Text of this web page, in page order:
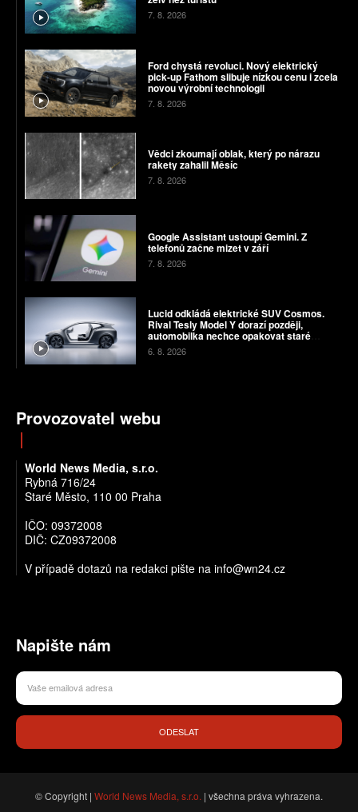
7. 8. 2026
Ford chystá revoluci. Nový elektrický
pick-up Fathom slibuje nízkou cenu i zcela
novou výrobní technologii
7. 8. 2026
Vědci zkoumají oblak, který po nárazu
rakety zahalil Měsíc
7. 8. 2026
Google Assistant ustoupí Gemini. Z
telefonů začne mizet v září
7. 8. 2026
Lucid odkládá elektrické SUV Cosmos.
Rival Tesly Model Y dorazí později,
automobilka nechce opakovat staré
chyby
6. 8. 2026
Provozovatel webu
World News Media, s.r.o.
Rybná 716/24
Staré Město, 110 00 Praha
IČO: 09372008
DIČ: CZ09372008
V případě dotazů na redakci pište na info@wn24.cz
Napište nám
ODESLAT
© Copyright | World News Media, s.r.o. | všechna práva vyhrazena.